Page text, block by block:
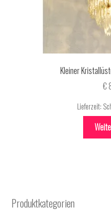
Kleiner
€
Lieferzeit:
Produktkategorien